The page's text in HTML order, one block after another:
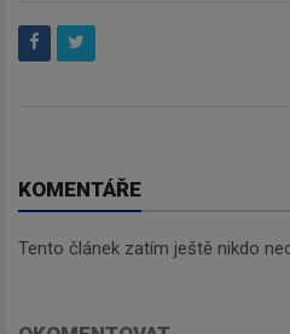
KOMENTÁŘE
Tento článek zatím ještě nikdo